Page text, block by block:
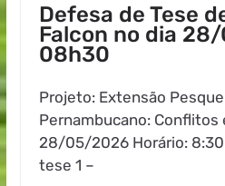
Defesa de Tese
Falcon no dia
08h30
Projeto: Extensão
Pernambucano: Conflitos
28/05/2026 Horário:
tese 1 –